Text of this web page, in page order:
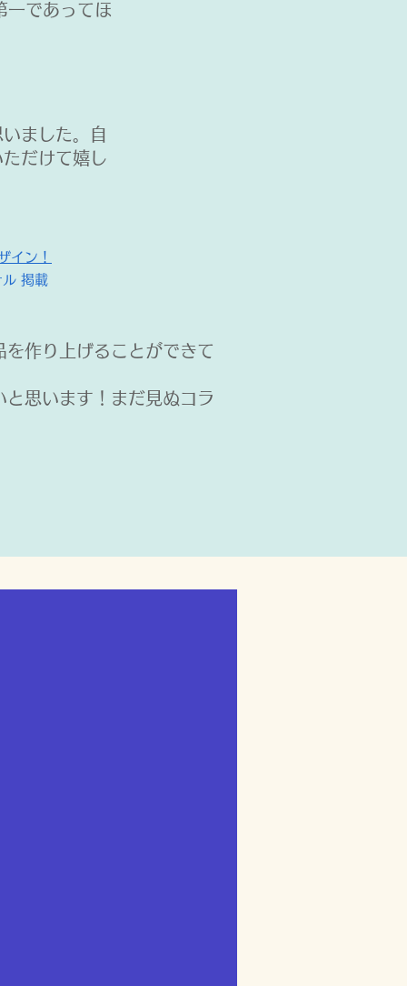
一であってほ
ました。自
だけて嬉し
イン！
ル 掲載
作り上げることができて
思います！まだ見ぬコラ